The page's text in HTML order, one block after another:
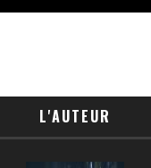
L'AUTEUR